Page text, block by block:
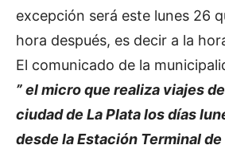
excepción será este lunes 26
hora después, es decir a la
El comunicado de la
” el micro que realiza viajes
ciudad de La Plata los días
desde la Estación Terminal de